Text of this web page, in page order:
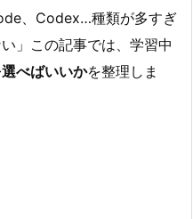
、Codex…種類が多すぎ
」この記事では、学習中
べばいいかを整理しま